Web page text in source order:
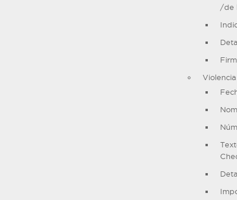
/de